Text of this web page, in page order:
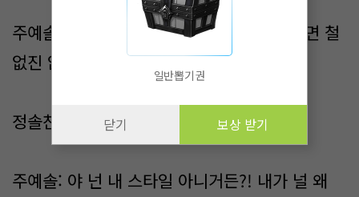
주예솔: 아니 그때 윤슬이 관한 얘기 들어보면 철
없진 않지..ㅎㅎ;
정솔찬: 너..나 좋아하는 건 아니..
주예솔: 야 넌 내 스타일 아니거든?! 내가 널 왜
일반뽑기권
닫기 보상 받기